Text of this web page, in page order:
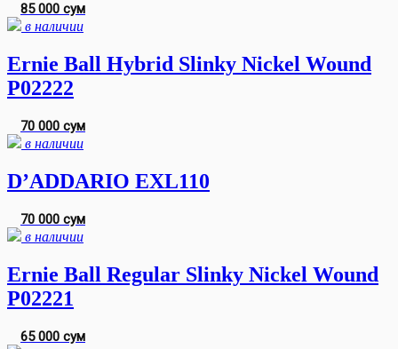
85 000 сум
в наличии
Ernie Ball Hybrid Slinky Nickel Wound
P02222
70 000 сум
в наличии
D’ADDARIO EXL110
70 000 сум
в наличии
Ernie Ball Regular Slinky Nickel Wound
P02221
65 000 сум